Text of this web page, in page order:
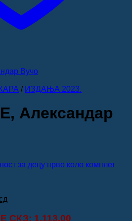
/ ИЗДАЊА 2023.
Александар
је:
СКЗ: 1,113.00